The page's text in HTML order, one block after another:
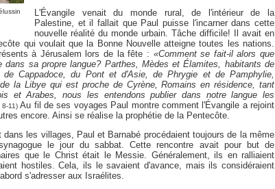
L'Évangile venait du monde rural, de l'intérieur de la
Palestine, et il fallait que Paul puisse l'incarner dans cette
nouvelle réalité du monde urbain. Tâche difficile! Il avait en
qui voulait que la Bonne Nouvelle atteigne toutes les nations.
à Jérusalem lors de la fête : «Comment se fait-il alors que
dans sa propre langue? Parthes, Mèdes et Élamites, habitants de
Cappadoce, du Pont et d'Asie, de Phrygie et de Pamphylie,
la Libye qui est proche de Cyrène, Romains en résidence, tant
et Arabes, nous les entendons publier dans notre langue les
11)Au fil de ses voyages Paul montre comment l'Évangile a rejoint
encore. Ainsi se réalise la prophétie de la Pentecôte.
les villages, Paul et Barnabé procédaient toujours de la même
le jour du sabbat. Cette rencontre avait pour but de
que le Christ était le Messie. Généralement, ils en ralliaient
hostiles. Cela, ils le savaient d'avance, mais ils considéraient
s'adresser aux Israélites.